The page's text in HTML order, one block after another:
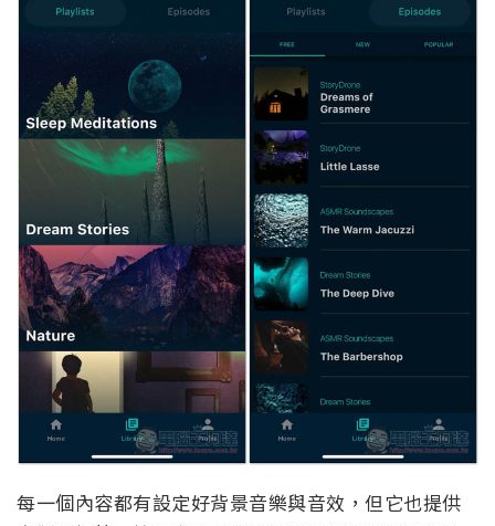
每一個內容都有設定好背景音樂與音效，但它也提供